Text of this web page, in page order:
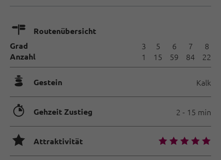
🍫
Routenübersicht
Grad
Anzahl
3
1
5
15
6
59
7
84
8
22
🞾 Gestein Kalk
🐲 Gehzeit Zustieg 2 - 15 min
🞙 Attraktivität 🞙🞙🞙🞙🞙